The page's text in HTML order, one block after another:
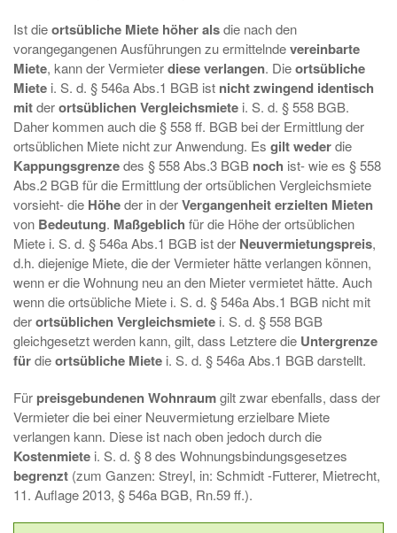
Ist dieortsübliche Miete höher alsdie nach den
vorangegangenen Ausführungen zu ermittelndevereinbarte
Miete, kann der Vermieterdiese verlangen. Dieortsübliche
Miete i. S. d. § 546a Abs.1 BGB ist nicht zwingend identisch
mitderortsüblichen Vergleichsmiete i. S. d. § 558 BGB.
Daher kommen auch die § 558 ff. BGB bei der Ermittlung der
ortsüblichen Miete nicht zur Anwendung. Es gilt wederdie
Kappungsgrenzedes § 558 Abs.3 BGB noch ist- wie es § 558
Abs.2 BGB für die Ermittlung der ortsüblichen Vergleichsmiete
vorsieht- die Höheder in derVergangenheit erzielten Mieten
von Bedeutung. Maßgeblich für die Höhe der ortsüblichen
Miete i. S. d. § 546a Abs.1 BGB ist der Neuvermietungspreis,
d.h. diejenige Miete, die der Vermieter hätte verlangen können,
wenn er die Wohnung neu an den Mieter vermietet hätte. Auch
wenn die ortsübliche Miete i. S. d. § 546a Abs.1 BGB nicht mit
derortsüblichen Vergleichsmiete i. S. d. § 558 BGB
gleichgesetzt werden kann, gilt, dass Letztere die Untergrenze
fürdieortsübliche Miete i. S. d. § 546a Abs.1 BGB darstellt.
Für preisgebundenen Wohnraumgilt zwar ebenfalls, dass der
Vermieter die bei einer Neuvermietung erzielbare Miete
verlangen kann. Diese ist nach oben jedoch durch die
Kostenmiete i. S. d. § 8 des Wohnungsbindungsgesetzes
begrenzt (zum Ganzen: Streyl, in: Schmidt -Futterer, Mietrecht,
11. Auflage 2013, § 546a BGB, Rn.59 ff.).